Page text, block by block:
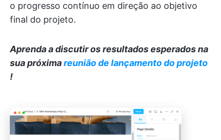
o progresso contínuo em direção ao objetivo
final do projeto.
Aprenda a discutir os resultados esperados na
sua próximareunião de lançamento do projeto
!